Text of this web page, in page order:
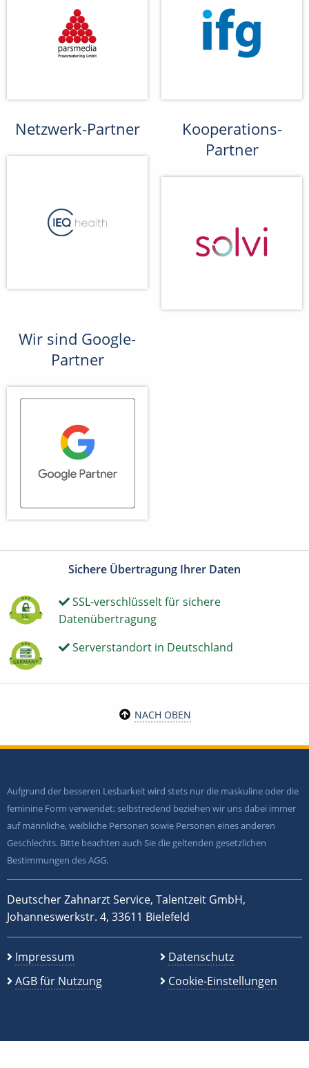
Netzwerk-Partner
Kooperations-
Partner
Wir sind Google-
Partner
Sichere Übertragung Ihrer Daten
SSL-verschlüsselt für sichere
Datenübertragung
Serverstandort in Deutschland
NACH OBEN
Aufgrund der besseren Lesbarkeit wird stets nur die maskuline oder die
feminine Form verwendet; selbstredend beziehen wir uns dabei immer
auf männliche, weibliche Personen sowie Personen eines anderen
Geschlechts. Bitte beachten auch Sie die geltenden gesetzlichen
Bestimmungen des AGG.
Deutscher Zahnarzt Service, Talentzeit GmbH,
Johanneswerkstr. 4, 33611 Bielefeld
Impressum
AGB für Nutzung
Datenschutz
Cookie-Einstellungen